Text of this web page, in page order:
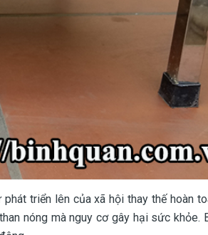
triển lên của xã hội thay thế hoàn
nóng mà nguy cơ gây hại sức khỏe.